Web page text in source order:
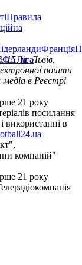
Правила
Франція
Ліга
15, м. Львів,
пошти
в Реєстрі
21 року
посилання
використанні в
компаній"
21 року